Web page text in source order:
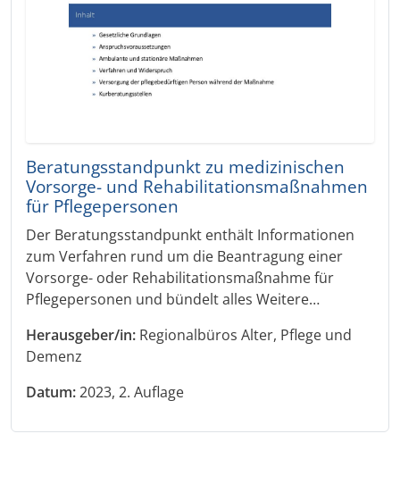
Beratungsstandpunkt zu medizinischen
Vorsorge- und Rehabilitationsmaßnahmen
für Pflegepersonen
Der Beratungsstandpunkt enthält Informationen
zum Verfahren rund um die Beantragung einer
Vorsorge- oder Rehabilitationsmaßnahme für
Pflegepersonen und bündelt alles Weitere…
Herausgeber/in: Regionalbüros Alter, Pflege und
Demenz
Datum:2023, 2. Auflage